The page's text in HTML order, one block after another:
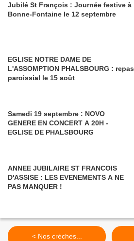
Jubilé St François : Journée festive à
Bonne-Fontaine le 12 septembre
EGLISE NOTRE DAME DE
L'ASSOMPTION PHALSBOURG : repas
paroissial le 15 août
Samedi 19 septembre : NOVO
GENERE EN CONCERT A 20H -
EGLISE DE PHALSBOURG
ANNEE JUBILAIRE ST FRANCOIS
D'ASSISE : LES EVENEMENTS A NE
PAS MANQUER !
< Nos crèches...